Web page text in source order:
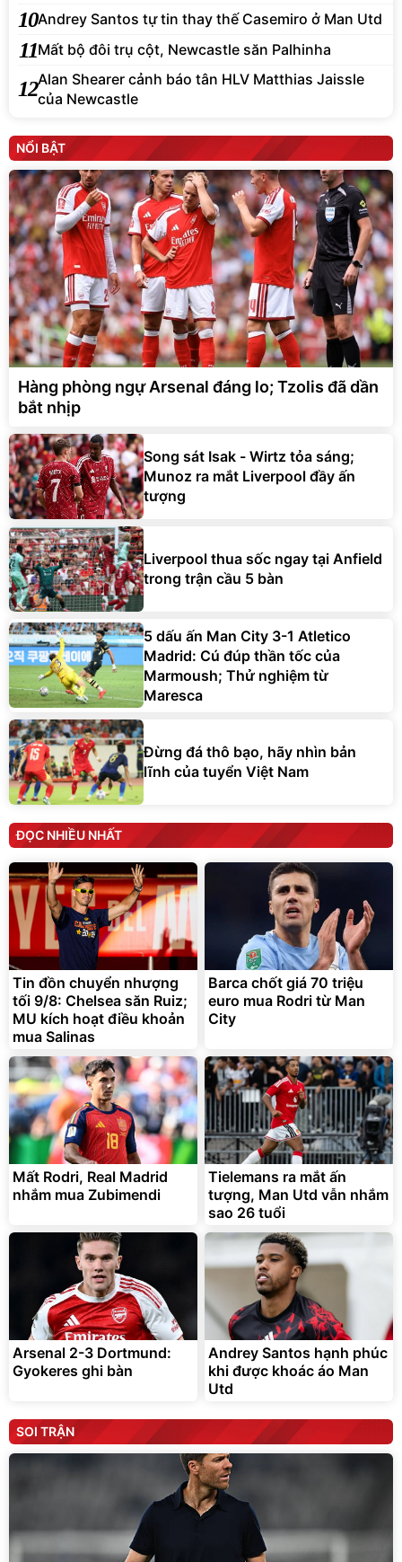
10Andrey Santos tự tin thay thế Casemiro ở Man Utd
11Mất bộ đôi trụ cột, Newcastle săn Palhinha
12Alan Shearer cảnh báo tân HLV Matthias Jaissle
của Newcastle
NỔI BẬT
Hàng phòng ngự Arsenal đáng lo; Tzolis đã dần
bắt nhịp
Song sát Isak - Wirtz tỏa sáng;
Munoz ra mắt Liverpool đầy ấn
tượng
Liverpool thua sốc ngay tại Anfield
trong trận cầu 5 bàn
5 dấu ấn Man City 3-1 Atletico
Madrid: Cú đúp thần tốc của
Marmoush; Thử nghiệm từ
Maresca
Đừng đá thô bạo, hãy nhìn bản
lĩnh của tuyển Việt Nam
ĐỌC NHIỀU NHẤT
Tin đồn chuyển nhượng
tối 9/8: Chelsea săn Ruiz;
MU kích hoạt điều khoản
mua Salinas
Barca chốt giá 70 triệu
euro mua Rodri từ Man
City
Mất Rodri, Real Madrid
nhắm mua Zubimendi
Tielemans ra mắt ấn
tượng, Man Utd vẫn nhắm
sao 26 tuổi
Arsenal 2-3 Dortmund:
Gyokeres ghi bàn
Andrey Santos hạnh phúc
khi được khoác áo Man
Utd
SOI TRẬN